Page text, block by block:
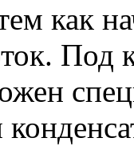
как
Под